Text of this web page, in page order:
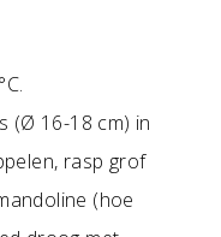
(Ø 16-18 cm) in
rasp grof
(hoe